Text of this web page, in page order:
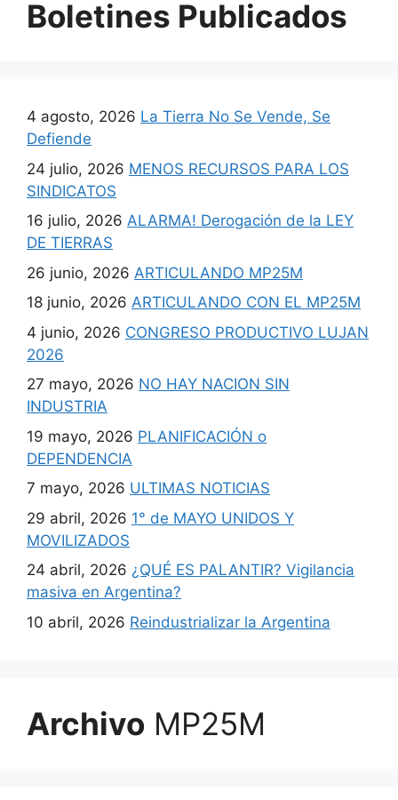
Boletines Publicados
4 agosto, 2026 La Tierra No Se Vende, Se
Defiende
24 julio, 2026 MENOS RECURSOS PARA LOS
SINDICATOS
16 julio, 2026 ALARMA! Derogación de la LEY
DE TIERRAS
26 junio, 2026 ARTICULANDO MP25M
18 junio, 2026 ARTICULANDO CON EL MP25M
4 junio, 2026 CONGRESO PRODUCTIVO LUJAN
2026
27 mayo, 2026 NO HAY NACION SIN
INDUSTRIA
19 mayo, 2026 PLANIFICACIÓN o
DEPENDENCIA
7 mayo, 2026 ULTIMAS NOTICIAS
29 abril, 2026 1° de MAYO UNIDOS Y
MOVILIZADOS
24 abril, 2026 ¿QUÉ ES PALANTIR? Vigilancia
masiva en Argentina?
10 abril, 2026 Reindustrializar la Argentina
Archivo MP25M